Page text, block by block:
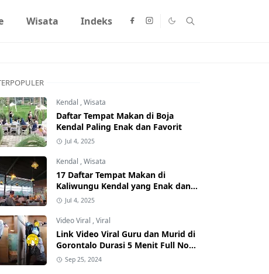
Wisata Indeks
Kendal ,Wisata
Daftar Tempat Makan di Boja
Kendal Paling Enak dan Favorit
Jul 4, 2025
Kendal ,Wisata
17 Daftar Tempat Makan di
Kaliwungu Kendal yang Enak dan
Populer
Jul 4, 2025
Video Viral ,Viral
Link Video Viral Guru dan Murid di
Gorontalo Durasi 5 Menit Full No
Sensor Bertebaran di Internet,
Hati-Hati Phising!
Sep 25, 2024